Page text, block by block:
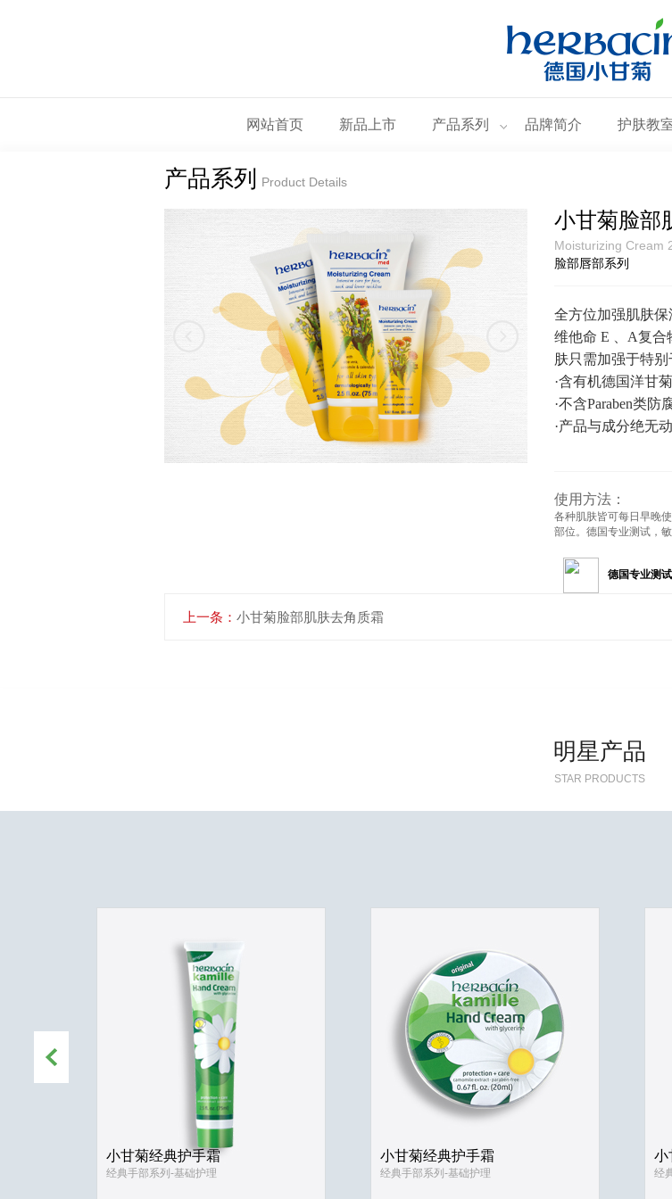
网站首页 新品上市 产品系列 品牌简介 护肤教
产品系列 Product Details
小甘菊脸部
Moisturizing Cream
脸部唇部系列
全方位加强肌肤
维他命 E 、A复合
肤只需加强于特
·含有机德国洋甘
·不含Paraben类
·产品与成分绝无
使用方法：
各种肌肤皆可每日早晚
部位。德国专业测试，
德国专业测
上一条： 小甘菊脸部肌肤去角质霜
明星产品
STAR PRODUCTS
小甘菊经典护手霜
经典手部系列-基础护理
小甘菊经典护手霜
经典手部系列-基础护理
小
经